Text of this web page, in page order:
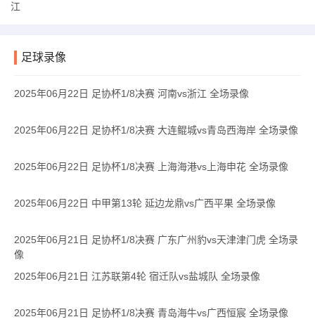
江
足球录像
2025年06月22日 足协杯1/8决赛 河南vs浙江 全场录像
2025年06月22日 足协杯1/8决赛 大连鲲城vs青岛西海岸 全场录像
2025年06月22日 足协杯1/8决赛 上海海港vs上海申花 全场录像
2025年06月22日 中甲第13轮 延边龙鼎vs广西平果 全场录像
2025年06月21日 足协杯1/8决赛 广东广州豹vs天津津门虎 全场录
像
2025年06月21日 江苏联第4轮 宿迁队vs盐城队 全场录像
2025年06月21日 足协杯1/8决赛 青岛海牛vs广西恒宸 全场录像